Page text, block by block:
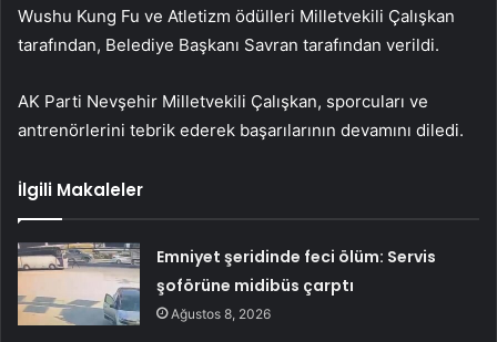
Wushu Kung Fu ve Atletizm ödülleri Milletvekili Çalışkan
tarafından, Belediye Başkanı Savran tarafından verildi.
AK Parti Nevşehir Milletvekili Çalışkan, sporcuları ve
antrenörlerini tebrik ederek başarılarının devamını diledi.
İlgili Makaleler
Emniyet şeridinde feci ölüm: Servis
şoförüne midibüs çarptı
Ağustos 8, 2026